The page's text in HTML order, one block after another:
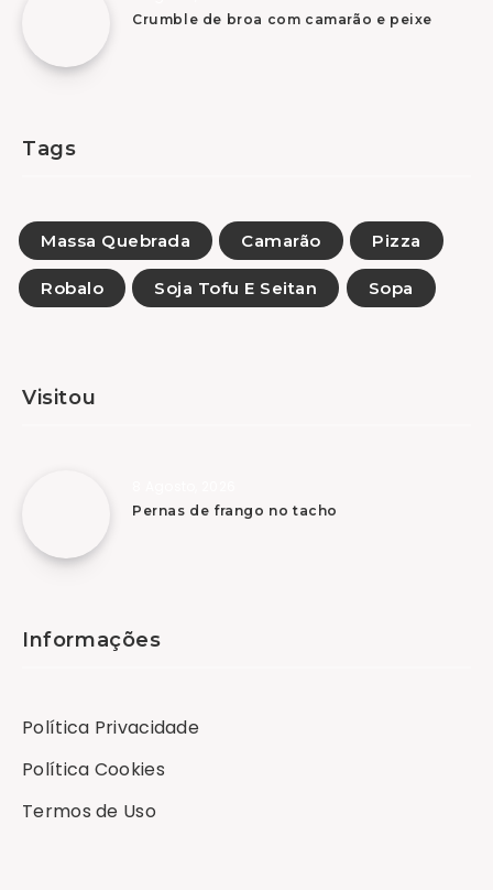
Crumble de broa com camarão e peixe
Tags
Massa Quebrada Camarão Pizza
Robalo Soja Tofu E Seitan Sopa
Visitou
Pernas de frango no tacho
Informações
Política Privacidade
Política Cookies
Termos de Uso